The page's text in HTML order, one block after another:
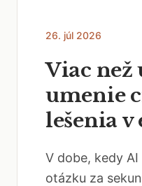
26. júl 2026
Viac než
umenie
lešenia v
V dobe, kedy
otázku za